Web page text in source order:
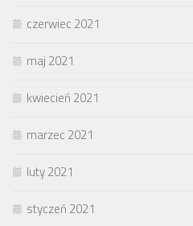
czerwiec 2021
maj 2021
kwiecień 2021
marzec 2021
luty 2021
styczeń 2021